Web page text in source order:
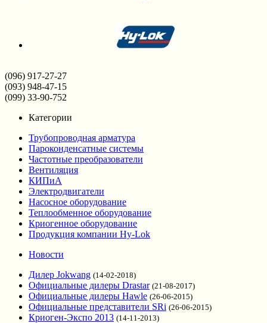
(096) 917-27-27
(093) 948-47-15
(099) 33-90-752
Категории
Трубопроводная арматура
Пароконденсатные системы
Частотные преобразователи
Вентиляция
КИПиА
Электродвигатели
Насосное оборудование
Теплообменное оборудование
Криогенное оборудование
Продукция компании Hy-Lok
Новости
Дилер Jokwang (14-02-2018)
Официальные дилеры Drastar (21-08-2017)
Официальные дилеры Hawle (26-06-2015)
Официальные представители SRi (26-06-2015)
Криоген-Экспо 2013 (14-11-2013)